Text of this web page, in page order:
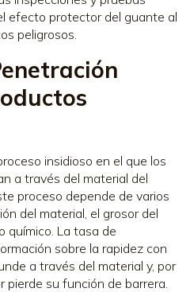
efecto protector del guante al
peligrosos.
insidioso en el que los
a través del material del
proceso depende de varios
del material, el grosor del
químico. La tasa de
sobre la rapidez con
a través del material y, por
su función de barrera.